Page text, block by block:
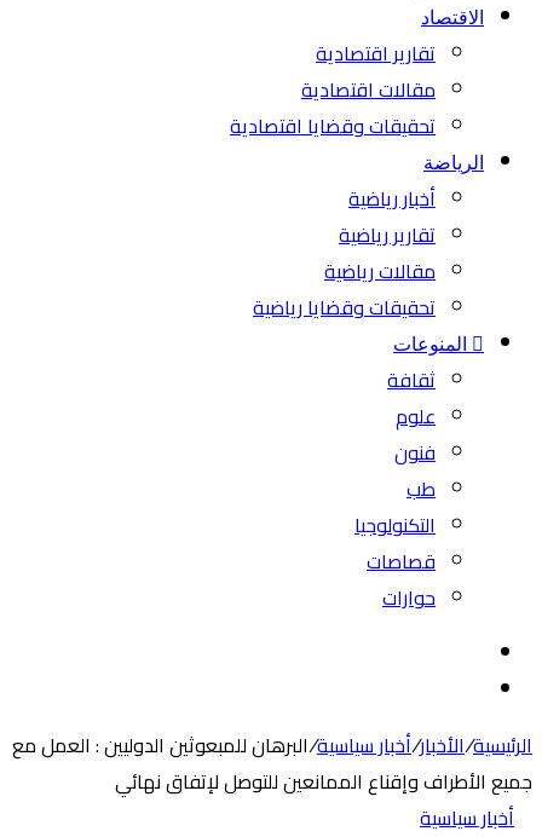
الاقتصاد
تقارير اقتصادية
مقالات اقتصادية
تحقيقات وقضايا اقتصادية
الرياضة
أخبار رياضية
تقارير رياضية
مقالات رياضية
تحقيقات وقضايا رياضية
المنوعات
ثقافة
علوم
فنون
طب
التكنولوجيا
قصاصات
حوارات
الرئيسية/الأخبار/أخبار سياسية/البرهان للمبعوثين الدوليين : العمل مع
جميع الأطراف وإقناع الممانعين للتوصل لإتفاق نهائي
أخبار سياسية